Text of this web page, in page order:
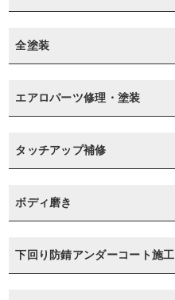
全塗装
エアロパーツ修理・塗装
タッチアップ補修
ボディ磨き
下回り防錆アンダーコート施工